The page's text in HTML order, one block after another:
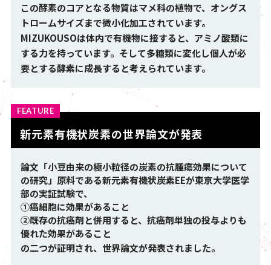
この酵素のコアとなる物質はマメ科の植物で、オングス
トロームサイズまで微小化加工されています。
MIZUKOUSOは体内で有機物に接すると、アミノ酸類に
する力を持っています。そして多糖類に変化し個人が必
要とする酵素に成長すると考えられています。
FEATURE
新元素有機状炭素の世界論文が発表
論文「小豆由来の極小粒径の炭素の抗腫瘍効果について
の研究」原料である新元素有機状炭素EEが東京大学医学
部の実証試験で、
①癌細胞に効果があること
②既存の抗癌剤と併用すると、抗癌剤単独の投与よりも
優れた効果があること
の二つが証明され、世界論文が発表されました。